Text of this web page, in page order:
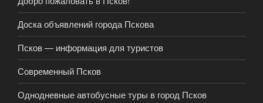
Доска объявлений города Пскова
Псков — информация для туристов
Современный Псков
Однодневные автобусные туры в город Псков